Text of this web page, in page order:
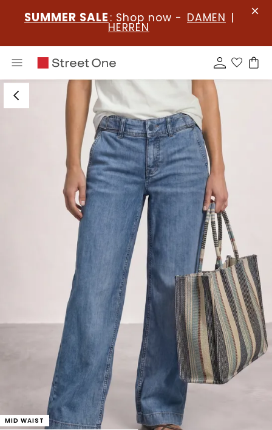
SUMMER SALE : Shop now - DAMEN |
HERREN
MID WAIST